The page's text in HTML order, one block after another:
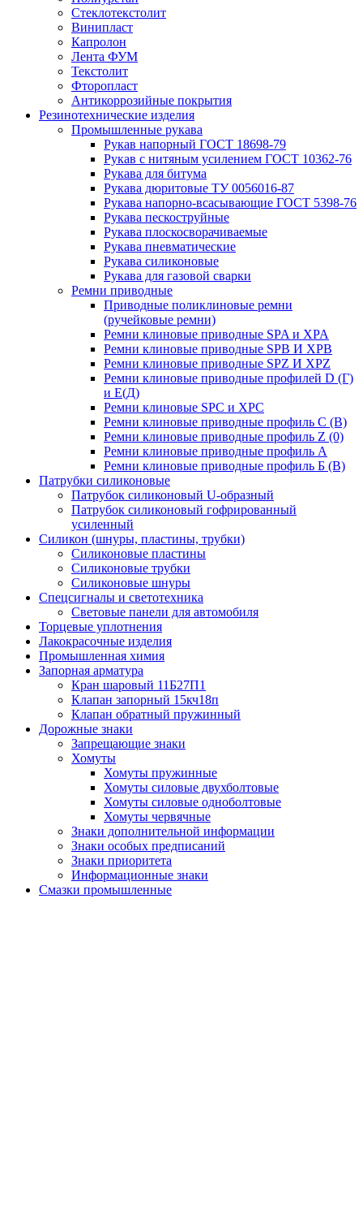
Стеклотекстолит
Винипласт
Капролон
Лента ФУМ
Текстолит
Фторопласт
Антикоррозийные покрытия
Резинотехнические изделия
Промышленные рукава
Рукав напорный ГОСТ 18698-79
Рукав с нитяным усилением ГОСТ 10362-76
Рукава для битума
Рукава дюритовые ТУ 0056016-87
Рукава напорно-всасывающие ГОСТ 5398-76
Рукава пескоструйные
Рукава плоскосворачиваемые
Рукава пневматические
Рукава силиконовые
Рукава для газовой сварки
Ремни приводные
Приводные поликлиновые ремни
(ручейковые ремни)
Ремни клиновые приводные SPA и XPA
Ремни клиновые приводные SPB И XPB
Ремни клиновые приводные SPZ И XPZ
Ремни клиновые приводные профилей D (Г)
и Е(Д)
Ремни клиновые SPC и XPC
Ремни клиновые приводные профиль C (В)
Ремни клиновые приводные профиль Z (0)
Ремни клиновые приводные профиль А
Ремни клиновые приводные профиль Б (B)
Патрубки силиконовые
Патрубок силиконовый U-образный
Патрубок силиконовый гофрированный
усиленный
Силикон (шнуры, пластины, трубки)
Силиконовые пластины
Силиконовые трубки
Силиконовые шнуры
Спецсигналы и светотехника
Световые панели для автомобиля
Торцевые уплотнения
Лакокрасочные изделия
Промышленная химия
Запорная арматура
Кран шаровый 11Б27П1
Клапан запорный 15кч18п
Клапан обратный пружинный
Дорожные знаки
Запрещающие знаки
Хомуты
Хомуты пружинные
Хомуты силовые двухболтовые
Хомуты силовые одноболтовые
Хомуты червячные
Знаки дополнительной информации
Знаки особых предписаний
Знаки приоритета
Информационные знаки
Смазки промышленные